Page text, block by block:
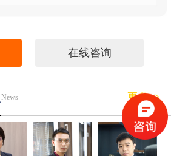
在线咨询
News 更多>>